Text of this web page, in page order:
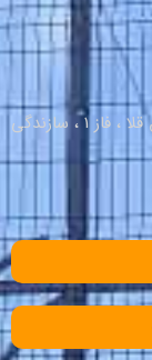
دفتر فروش : گلستان ، گرگان ، شهرک صنعتی آق قلا ، فاز 1 ، سازندگی